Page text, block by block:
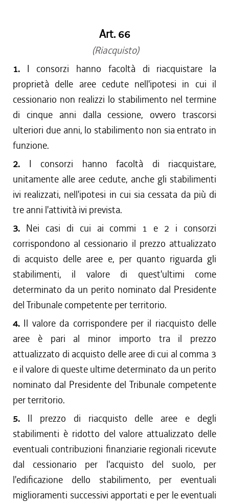
dal 15/12/2016 al 31/12/2016
dal 13/08/2016 al 14/12/2016
dal 13/04/2016 al 12/08/2016
dal 01/01/2016 al 12/04/2016
dal 13/11/2015 al 31/12/2015
dal 01/10/2015 al 12/11/2015
dal 11/08/2015 al 30/09/2015
dal 23/07/2015 al 10/08/2015
dal 26/02/2015 al 22/07/2015
Art. 66
(Riacquisto)
1. I consorzi hanno facoltà di riacquistare la
proprietà delle aree cedute nell'ipotesi in cui il
cessionario non realizzi lo stabilimento nel termine
di cinque anni dalla cessione, ovvero trascorsi
ulteriori due anni, lo stabilimento non sia entrato in
funzione.
2. I consorzi hanno facoltà di riacquistare,
unitamente alle aree cedute, anche gli stabilimenti
ivi realizzati, nell'ipotesi in cui sia cessata da più di
tre anni l'attività ivi prevista.
3. Nei casi di cui ai commi 1 e 2 i consorzi
corrispondono al cessionario il prezzo attualizzato
di acquisto delle aree e, per quanto riguarda gli
stabilimenti, il valore di quest'ultimi come
determinato da un perito nominato dal Presidente
del Tribunale competente per territorio.
4. Il valore da corrispondere per il riacquisto delle
aree è pari al minor importo tra il prezzo
attualizzato di acquisto delle aree di cui al comma 3
e il valore di queste ultime determinato da un perito
nominato dal Presidente del Tribunale competente
per territorio.
5. Il prezzo di riacquisto delle aree e degli
stabilimenti è ridotto del valore attualizzato delle
eventuali contribuzioni finanziarie regionali ricevute
dal cessionario per l'acquisto del suolo, per
l'edificazione dello stabilimento, per eventuali
miglioramenti successivi apportati e per le eventuali